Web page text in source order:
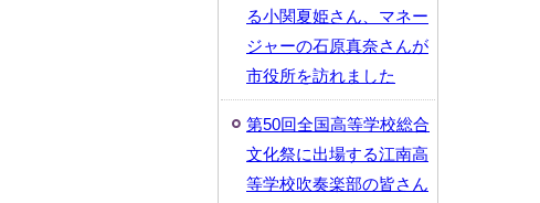
る小関夏姫さん、マネー
ジャーの石原真奈さんが
市役所を訪れました
第50回全国高等学校総合
文化祭に出場する江南高
等学校吹奏楽部の皆さん